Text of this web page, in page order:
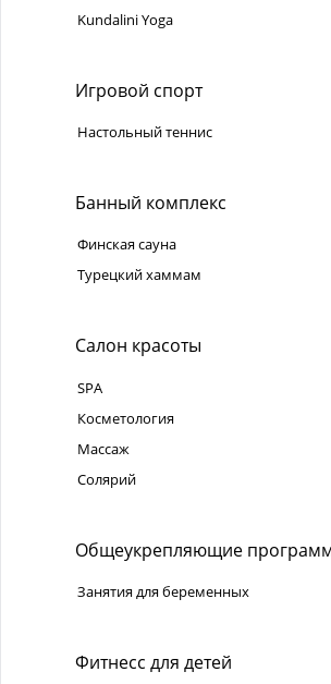
Kundalini Yoga
Игровой спорт
Настольный теннис
Банный комплекс
Финская сауна
Турецкий хаммам
Салон красоты
SPA
Косметология
Массаж
Солярий
Общеукрепляющие
Занятия для беременных
Фитнесс для детей